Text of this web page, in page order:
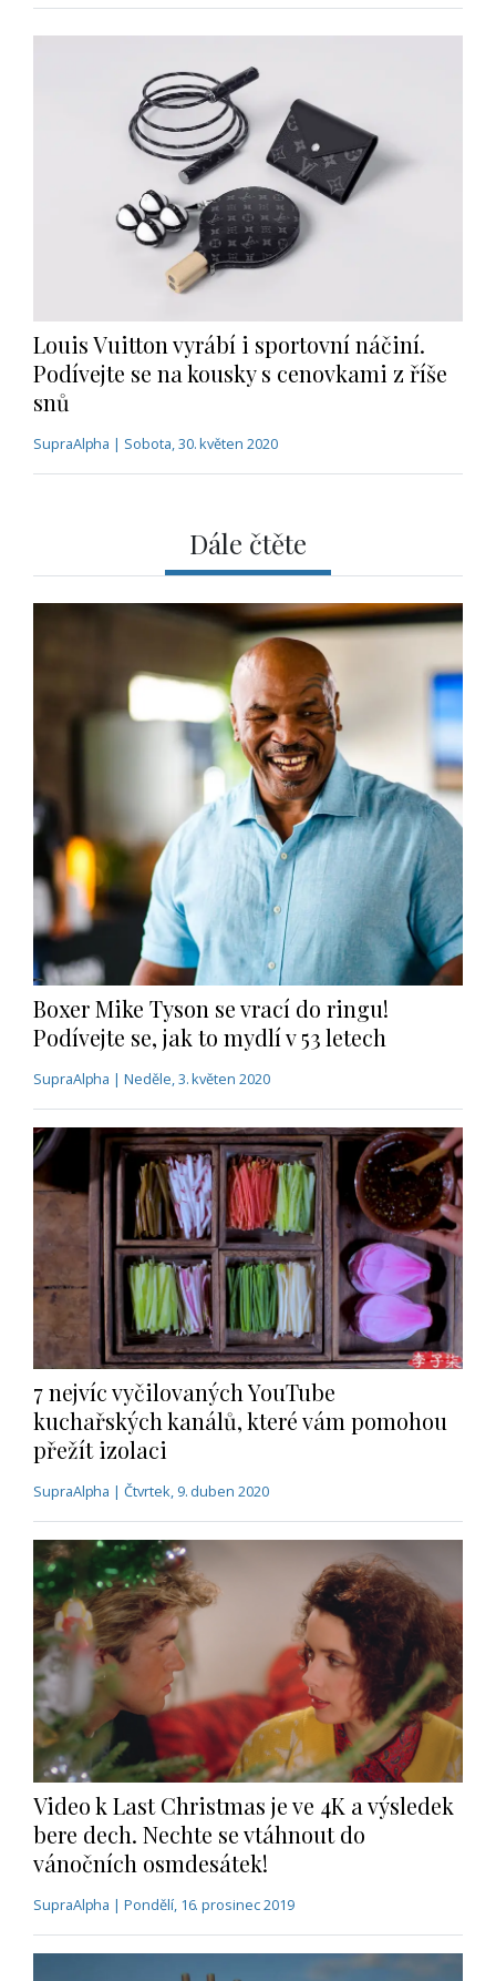
Louis Vuitton vyrábí i sportovní náčiní.
Podívejte se na kousky s cenovkami z říše
snů
SupraAlpha | Sobota, 30. květen 2020
Dále čtěte
Boxer Mike Tyson se vrací do ringu!
Podívejte se, jak to mydlí v 53 letech
SupraAlpha | Neděle, 3. květen 2020
7 nejvíc vyčilovaných YouTube
kuchařských kanálů, které vám pomohou
přežít izolaci
SupraAlpha | Čtvrtek, 9. duben 2020
Video k Last Christmas je ve 4K a výsledek
bere dech. Nechte se vtáhnout do
vánočních osmdesátek!
SupraAlpha | Pondělí, 16. prosinec 2019